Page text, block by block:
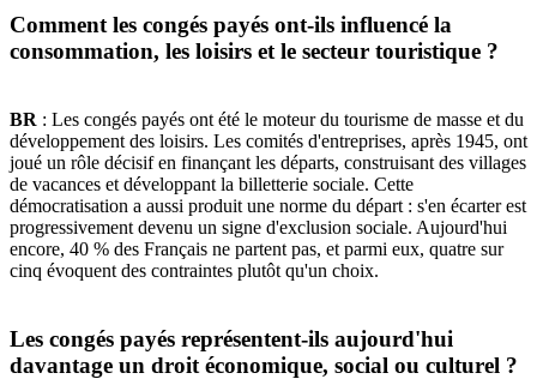
Comment les congés payés ont-ils influencé la
consommation, les loisirs et le secteur touristique ?
BR : Les congés payés ont été le moteur du tourisme de masse et du
développement des loisirs. Les comités d'entreprises, après 1945, ont
joué un rôle décisif en finançant les départs, construisant des villages
de vacances et développant la billetterie sociale. Cette
démocratisation a aussi produit une norme du départ : s'en écarter est
progressivement devenu un signe d'exclusion sociale. Aujourd'hui
encore, 40 % des Français ne partent pas, et parmi eux, quatre sur
cinq évoquent des contraintes plutôt qu'un choix.
Les congés payés représentent-ils aujourd'hui
davantage un droit économique, social ou culturel ?